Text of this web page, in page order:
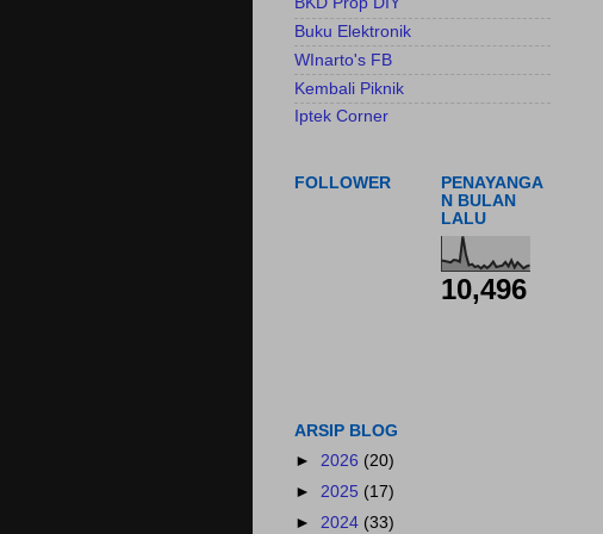
Buku Elektronik
WInarto's FB
Kembali Piknik
Iptek Corner
FOLLOWER
PENAYANGA
N BULAN
LALU
10,496
ARSIP BLOG
► 2026 (20)
► 2025 (17)
► 2024 (33)